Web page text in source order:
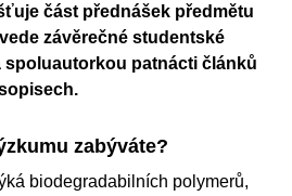
část přednášek předmětu
závěrečné studentské
spoluautorkou patnácti článků
zabýváte?
biodegradabilních polymerů,